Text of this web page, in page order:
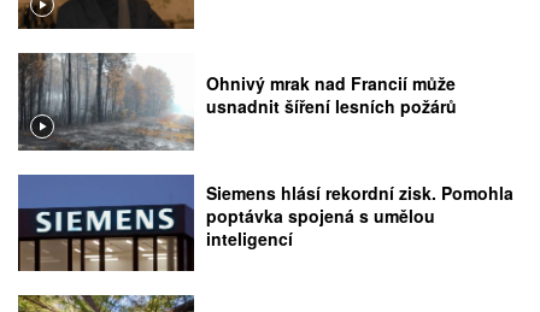
Ohnivý mrak nad Francií může
usnadnit šíření lesních požárů
Siemens hlásí rekordní zisk. Pomohla
poptávka spojená s umělou
inteligencí